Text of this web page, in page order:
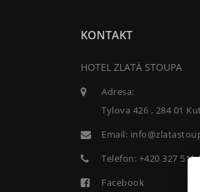
KONTAKT
HOTEL ZLATÁ STOUPA
Adresa:
Tylova 426 , 284 01
Email:
Telefon: +420 327 511
Facebook